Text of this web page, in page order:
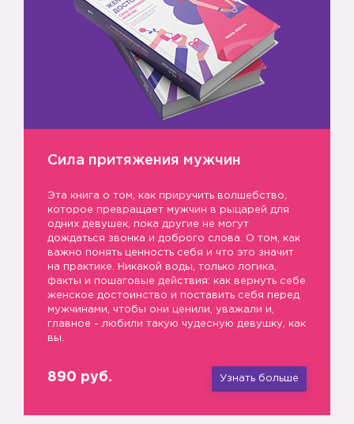
Сила притяжения мужчин
Эта книга о том, как приручить волшебство,
которое превращает мужчин в рыцарей для
одних девушек, пока другие не могут
дождаться звонка и доброго слова. О том, как
важно понять ценность себя и что это значит
на практике. Никакой воды, только логика,
факты и пошаговые действия: как вернуть себе
женское достоинство и поставить себя перед
мужчинами, чтобы они ценили, уважали и,
главное - любили такую чудесную девушку, как
вы.
890 руб. Узнать больше